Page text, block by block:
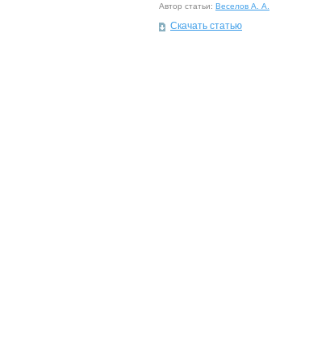
Автор статьи: Веселов А. А.
Скачать статью